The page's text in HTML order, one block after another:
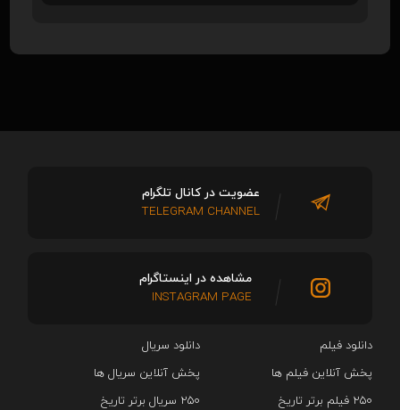
دانلود فیلم
دانلود سریال‌
پخش آنلاین فیلم ها
پخش آنلاین سریال ها
۲۵۰ فیلم برتر تاریخ
۲۵۰ سریال برتر تاریخ
عضویت در کانال تلگرام
TELEGRAM CHANNEL
مشاهده در اینستاگرام
INSTAGRAM PAGE